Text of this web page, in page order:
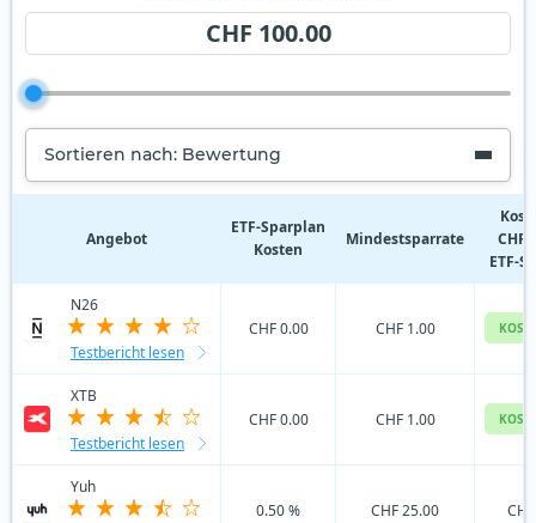
CHF 100.00
Sortieren nach: Bewertung
Angebot
ETF‑Sparplan
Kosten
Mindestsparrate
CHF
ETF-
N26
Testbericht lesen
CHF 0.00 CHF 1.00
XTB
Testbericht lesen
CHF 0.00 CHF 1.00
Yuh
0.50 % CHF 25.00